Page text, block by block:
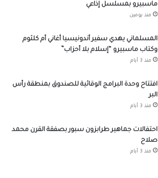
ماسبيرو بمسلسل إذاعي
منذ يومين
المسلماني يهدي سفير أندونيسيا أغاني أم كلثوم
وكتاب ماسبيرو “إسلام بلا أحزاب”
منذ 3 أيام
افتتاح وحدة البرامج الوقائية للصندوق بمنطقة رأس
البر
منذ 3 أيام
احتفالات جماهير طرابزون سبور بصفقة القرن محمد
صلاح
منذ 3 أيام